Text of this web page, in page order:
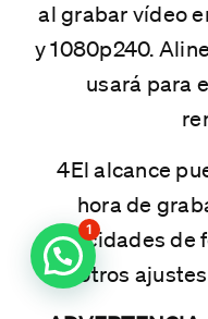
al grabar vídeo
y 1080p240.
usará para
4El alcance
hora de
velocidades de
otros
1